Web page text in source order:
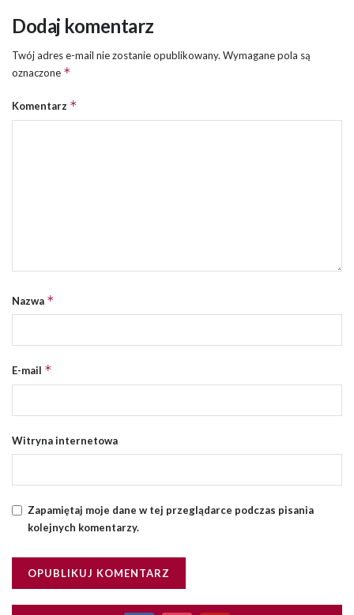
Dodaj komentarz
Twój adres e-mail nie zostanie opublikowany. Wymagane pola są
oznaczone *
Komentarz *
Nazwa *
E-mail *
Witryna internetowa
Zapamiętaj moje dane w tej przeglądarce podczas pisania
kolejnych komentarzy.